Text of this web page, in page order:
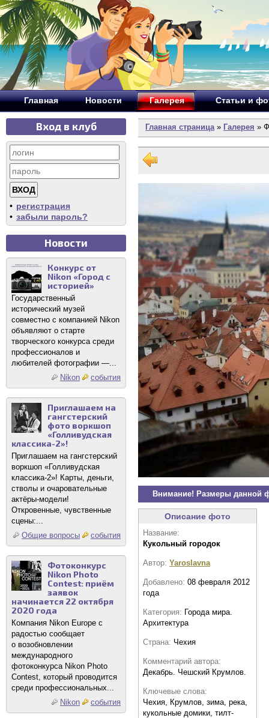
Главная Новости Галерея Статьи и
Вход в клуб
• регистрация
• забыли пароль?
Новости
Конкурс от
Nikon «Город с
историей»
Государственный
исторический музей
совместно с компанией Nikon
объявляют о старте
творческого конкурса среди
профессионалов и
любителей фотографии —...
Nikon
события
Приглашаем на
гангстерский
фото воркшоп
«Голливудская
классика-2»!
Приглашаем на гангстерский
воркшоп «Голливудская
классика-2»! Карты, деньги,
стволы и очаровательные
актёры-модели!
Откровенные, чувственные
сцены:...
Общие вопросы
события
Фотоконкурс
Nikon Photo
Contest: приём
заявок
начинается 22 октября
2020 года
Компания Nikon Europe с
радостью сообщает
о возобновлении
международного
фотоконкурса Nikon Photo
Contest, который проводится
среди профессиональных...
Nikon
события
Главная страница» Галерея »
Внимание! Размеры данной
Описание фото
Название:
Кукольный городок
Автор: Yaroslavna
Добавлено: 08 февраля 2012
года
Категория: Города мира.
Архитектура
Страна: Чехия
Комментарий автора:
Декабрь. Чешский Крумлов.
Ключевые слова:
Чехия, Крумлов, зима, река,
кукольные домики, тилт-